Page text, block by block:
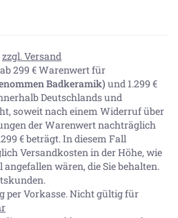
zzgl. Versand
299 € Warenwert für
Badkeramik) und 1.299 €
Deutschlands und
soweit nach einem Widerruf über
der Warenwert nachträglich
€ beträgt. In diesem Fall
Versandkosten in der Höhe, wie
wären, die Sie behalten.
per Vorkasse. Nicht gültig für